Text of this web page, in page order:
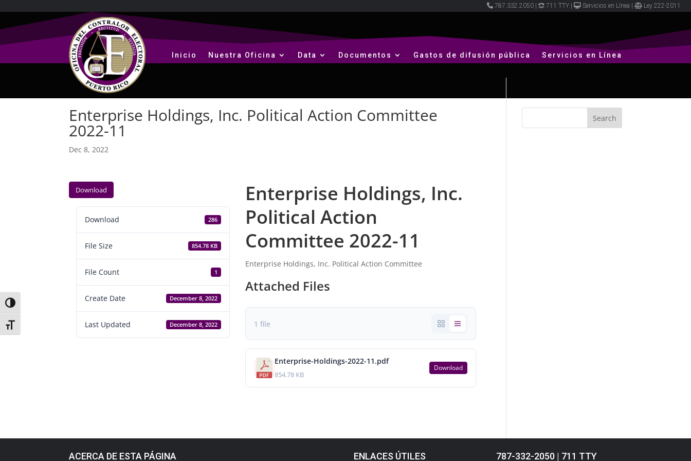
Toggle High Contrast
Toggle Font size
787.332.2050 711 TTY Servicios en Línea Ley 222-2011
Inicio Nuestra Oficina Data Documentos Gastos de difusión pública Servicios en Línea
Enterprise Holdings, Inc. Political Action Committee
2022-11
Dec 8, 2022
Download
Download 286
File Size 854.78 KB
File Count 1
Create Date December 8, 2022
Last Updated December 8, 2022
Enterprise Holdings, Inc.
Political Action
Committee 2022-11
Enterprise Holdings, Inc. Political Action Committee
Attached Files
1 file
Enterprise-Holdings-2022-11.pdf
854.78 KB
Download
ACERCA DE ESTA PÁGINA ENLACES ÚTILES 787-332-2050 | 711 TTY